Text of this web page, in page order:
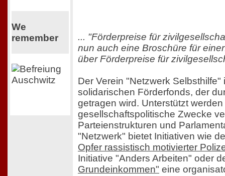
We
remember
... "Förderpreise für
nun auch eine Broschüre für
über Förderpreise für
Der Verein "Netzwerk
solidarischen Förderfonds, der
getragen wird. Unterstützt
gesellschaftspolitische Zwecke
Parteienstrukturen und
"Netzwerk" bietet Initiativen wie
Opfer rassistisch motivierter
Initiative "Anders Arbeiten" oder
Grundeinkommen" eine